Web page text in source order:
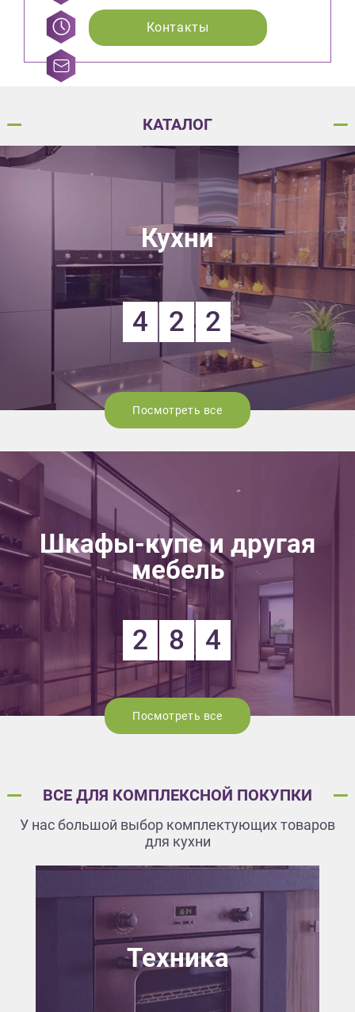
Контакты
КАТАЛОГ
Кухни
4 2 2
Посмотреть все
Шкафы-купе и другая
мебель
2 8 4
Посмотреть все
ВСЕ ДЛЯ КОМПЛЕКСНОЙ ПОКУПКИ
У нас большой выбор комплектующих товаров
для кухни
Техника